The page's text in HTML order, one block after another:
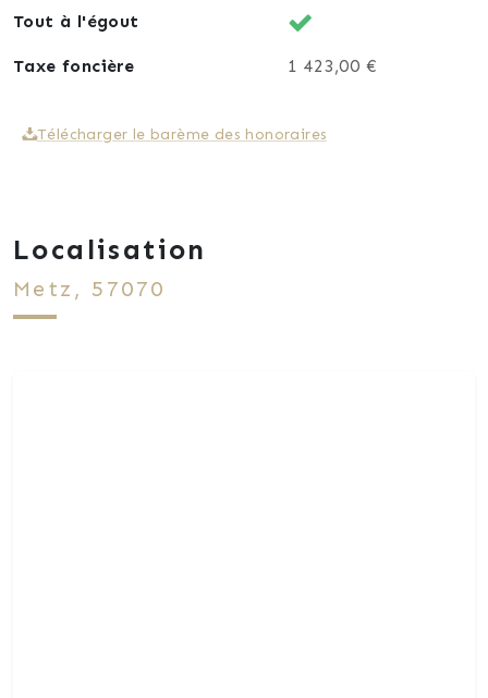
Tout à l'égout
Taxe foncière 1 423,00 €
Télécharger le barème des honoraires
Localisation
Metz, 57070